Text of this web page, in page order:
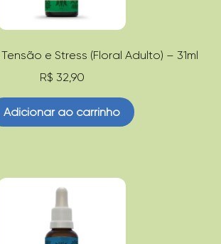
e Stress (Floral Adulto) – 31ml
R$ 32,90
Adicionar ao carrinho